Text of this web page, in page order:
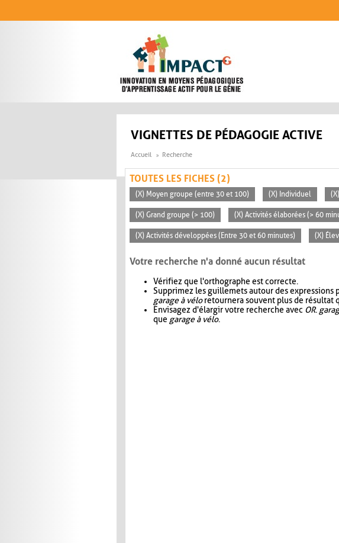
VIGNETTES DE PÉDAGOGIE ACTIVE
Accueil Recherche
TOUTES LES FICHES (2)
(X) Moyen groupe (entre 30 et 100) (X) Individuel
(X) Grand groupe (> 100) (X) Activités élaborées (> 60
(X) Activités développées (Entre 30 et 60 minutes) (X)
Votre recherche n'a donné aucun résultat
Vérifiez que l'orthographe est correcte.
Supprimez les guillemets autour des expressions
garage à véloretournera souvent plus de résultat
Envisagez d'élargir votre recherche avec OR.
que garage à vélo.